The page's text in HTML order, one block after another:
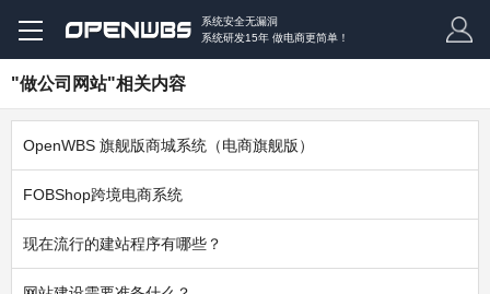
系统安全无漏洞
系统研发15年 做电商更简单！
"做公司网站"相关内容
OpenWBS 旗舰版商城系统（电商旗舰版）
FOBShop跨境电商系统
现在流行的建站程序有哪些？